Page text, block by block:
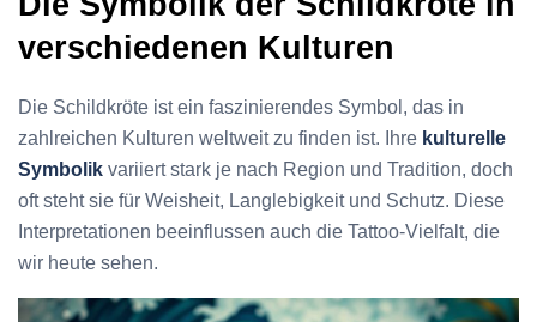
verschiedenen Kulturen
Die Schildkröte ist ein faszinierendes Symbol, das in
zahlreichen Kulturen weltweit zu finden ist. Ihre kulturelle
Symbolik variiert stark je nach Region und Tradition, doch
oft steht sie für Weisheit, Langlebigkeit und Schutz. Diese
Interpretationen beeinflussen auch die Tattoo-Vielfalt, die
wir heute sehen.